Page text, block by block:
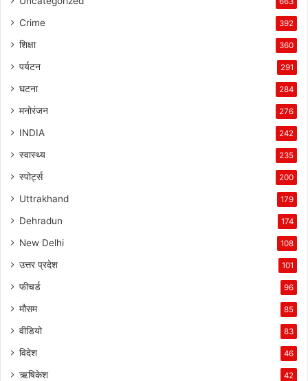
Crime 392
शिक्षा 360
पर्यटन 291
घटना 284
मनोरंजन 276
INDIA 242
स्वास्थ्य 235
स्पोर्ट्स 200
Uttrakhand 179
Dehradun 174
New Delhi 108
उत्तर प्रदेश 101
फीचर्ड 96
मौसम 85
वीडियो 83
विदेश 46
ऋषिकेश 42